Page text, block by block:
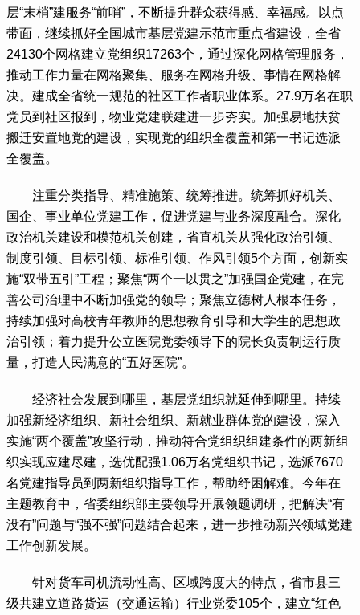
层“末梢”建服务“前哨”，不断提升群众获得感、幸福感。以点
带面，继续抓好全国城市基层党建示范市重点省建设，全省
24130个网格建立党组织17263个，通过深化网格管理服务，
推动工作力量在网格聚集、服务在网格升级、事情在网格解
决。建成全省统一规范的社区工作者职业体系。27.9万名在职
党员到社区报到，物业党建联建进一步夯实。加强易地扶贫
搬迁安置地党的建设，实现党的组织全覆盖和第一书记选派
全覆盖。
注重分类指导、精准施策、统筹推进。统筹抓好机关、
国企、事业单位党建工作，促进党建与业务深度融合。深化
政治机关建设和模范机关创建，省直机关从强化政治引领、
制度引领、目标引领、标准引领、作风引领5个方面，创新实
施“双带五引”工程；聚焦“两个一以贯之”加强国企党建，在完
善公司治理中不断加强党的领导；聚焦立德树人根本任务，
持续加强对高校青年教师的思想教育引导和大学生的思想政
治引领；着力提升公立医院党委领导下的院长负责制运行质
量，打造人民满意的“五好医院”。
经济社会发展到哪里，基层党组织就延伸到哪里。持续
加强新经济组织、新社会组织、新就业群体党的建设，深入
实施“两个覆盖”攻坚行动，推动符合党组织组建条件的两新组
织实现应建尽建，选优配强1.06万名党组织书记，选派7670
名党建指导员到两新组织指导工作，帮助纾困解难。今年在
主题教育中，省委组织部主要领导开展领题调研，把解决“有
没有”问题与“强不强”问题结合起来，进一步推动新兴领域党建
工作创新发展。
针对货车司机流动性高、区域跨度大的特点，省市县三
级共建立道路货运（交通运输）行业党委105个，建立“红色